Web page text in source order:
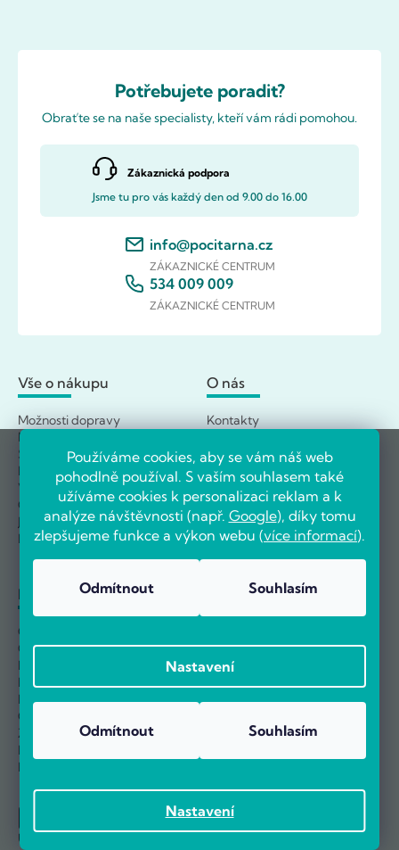
Používáme cookies, aby se vám náš web
pohodlně používal. S vaším souhlasem také
užíváme cookies k personalizaci reklam a k
analýze návštěvnosti (např. Google), díky tomu
zlepšujeme funkce a výkon webu (více informací).
Nastavení
Odmítnout Souhlasím
Nastavení
Odmítnout Souhlasím
Potřebujete poradit?
Obraťte se na naše specialisty, kteří vám rádi pomohou.
Zákaznická podpora
Jsme tu pro vás každý den od 9.00 do 16.00
info@pocitarna.cz
ZÁKAZNICKÉ CENTRUM
534 009 009
ZÁKAZNICKÉ CENTRUM
Vše o nákupu
Možnosti dopravy
Možnosti platby
Splátkový prodej
Průvodce reklamací
Výměna a vrácení
Odstoupit od smlouvy
Jak nakupovat
Nejčastější dotazy
O nás
Kontakty
Naše prodejna
Reference
Velkoobchod
Kariéra
Informace
Obchodní podmínky
Ochrana osobních údajů
Informace o používání cookies
Nastavení sběru Cookies
Reklamační řád
Ověřování hodnocení
Zpětný odběr elektro odpadu
Návody
Blog
U nás můžete platit: